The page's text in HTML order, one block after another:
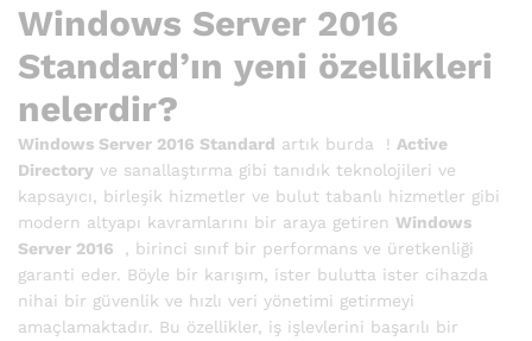
Windows Server 2016
Standard’ın yeni özellikleri
nelerdir?
Windows Server 2016 Standard artık burda ! Active
Directory ve sanallaştırma gibi tanıdık teknolojileri ve
kapsayıcı, birleşik hizmetler ve bulut tabanlı hizmetler gibi
modern altyapı kavramlarını bir araya getiren Windows
Server 2016
, birinci sınıf bir performans ve üretkenliği
garanti eder. Böyle bir karışım, ister bulutta ister cihazda
nihai bir güvenlik ve hızlı veri yönetimi getirmeyi
amaçlamaktadır. Bu özellikler, iş işlevlerini başarılı bir